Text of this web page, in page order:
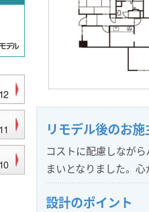
リモデル後のお
コストに配慮しなが
まいとなりました。
設計のポイント